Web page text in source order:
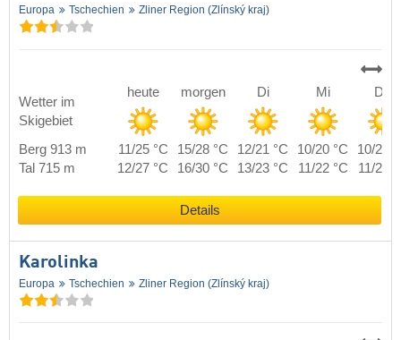
Europa Tschechien Zliner Region (Zlínský kraj)
Wetter im
Skigebiet
heute morgen Di Mi Do
Berg 913 m 11/25 °C 15/28 °C 12/21 °C 10/20 °C
10/21
Tal 715 m
12/27 °C 16/30 °C 13/23 °C 11/22 °C 11/23
Details
Karolinka
Europa Tschechien Zliner Region (Zlínský kraj)